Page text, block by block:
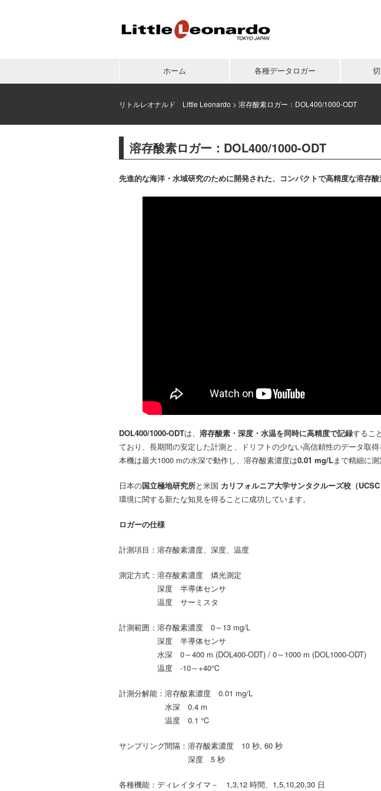
ホーム 各種データロガー
リトルレオナルド Little Leonardo > 溶存酸素ロガー：DOL400/1000-ODT
溶存酸素ロガー：DOL400/1000-ODT
先進的な海洋・水域研究のために開発された、コンパクトで高精度な溶存
DOL400/1000-ODTは、 溶存酸素・深度・水温を同時に高精度で記録するこ
ており、長期間の安定した計測と、ドリフトの少ない高信頼性のデータ取得
本機は最大1000 mの水深で動作し、溶存酸素濃度は0.01 mg/Lまで精細に
日本の国立極地研究所と米国 カリフォルニア大学サンタクルーズ校（UCSC
環境に関する新たな知見を得ることに成功しています。
ロガーの仕様
計測項目：溶存酸素濃度、深度、温度
測定方式：溶存酸素濃度 燐光測定
深度 半導体センサ
温度 サーミスタ
計測範囲：溶存酸素濃度 0～13 mg/L
深度 半導体センサ
水深 0～400 m (DOL400-ODT) / 0～1000 m (DOL1000-ODT)
温度 -10～+40℃
計測分解能：溶存酸素濃度 0.01 mg/L
水深 0.4 m
温度 0.1 ℃
サンプリング間隔：溶存酸素濃度 10 秒, 60 秒
深度 5 秒
各種機能：ディレイタイマ－ 1,3,12 時間、1,5,10,20,30 日